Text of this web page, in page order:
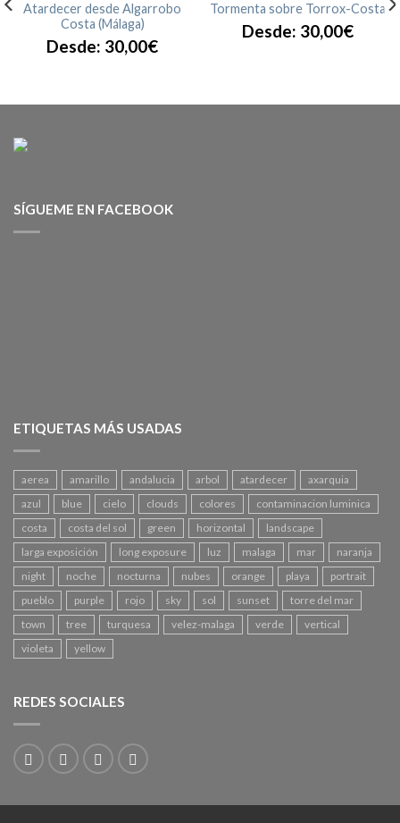
Atardecer desde Algarrobo
Costa (Málaga)
Desde: 30,00€
Tormenta sobre Torrox-Costa
Desde: 30,00€
SÍGUEME EN FACEBOOK
ETIQUETAS MÁS USADAS
aerea amarillo andalucia arbol atardecer
axarquia
azul
blue cielo clouds colores
contaminacion luminica
costa
costa del sol green horizontal
landscape
larga exposición
long exposure luz malaga mar
naranja
night
noche nocturna nubes orange playa
portrait
pueblo
purple rojo sky sol sunset
torre del mar
town
tree turquesa velez-malaga verde
vertical
violeta
yellow
REDES SOCIALES